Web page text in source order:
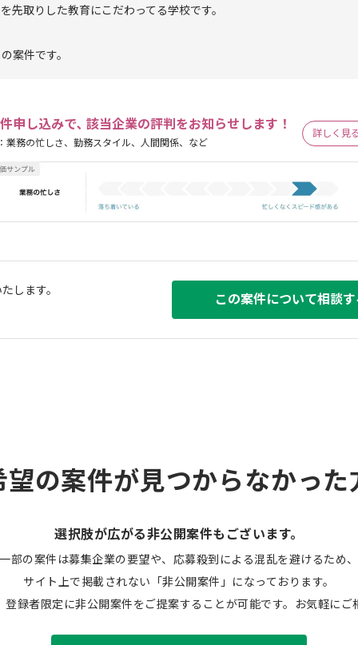
先取りした教育にこだわってる学校です。
案件です。
申し込みで､ 該当企業の評判をお知らせします！
業務の忙しさ、勤務スタイル、人間関係、など
詳しく見る
します。
この案件について相談す
望の案件が見つからなかった
選択肢が広がる非公開案件もございます。
一部の案件は募集企業の要望や、応募殺到による混乱を避けるため、
サイト上で掲載されない「非公開案件」になっております。
登録者限定に非公開案件をご提案することが可能です。お気軽にご